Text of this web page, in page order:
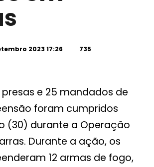
2023 17:26 735
presas e 25 mandados de
foram cumpridos
(30) durante a Operação
Durante a ação, os
12 armas de fogo,